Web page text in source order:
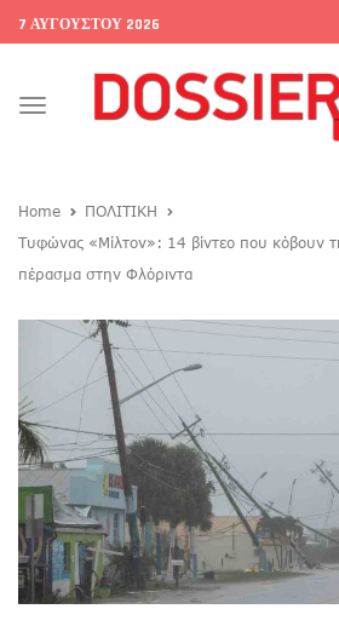
7 ΑΥΓΟΎΣΤΟΥ 2026
Toggle
Home
ΠΟΛΙΤΙΚΗ
Τυφώνας «Μίλτον»: 14 βίντεο που κόβουν
πέρασμα στην Φλόριντα